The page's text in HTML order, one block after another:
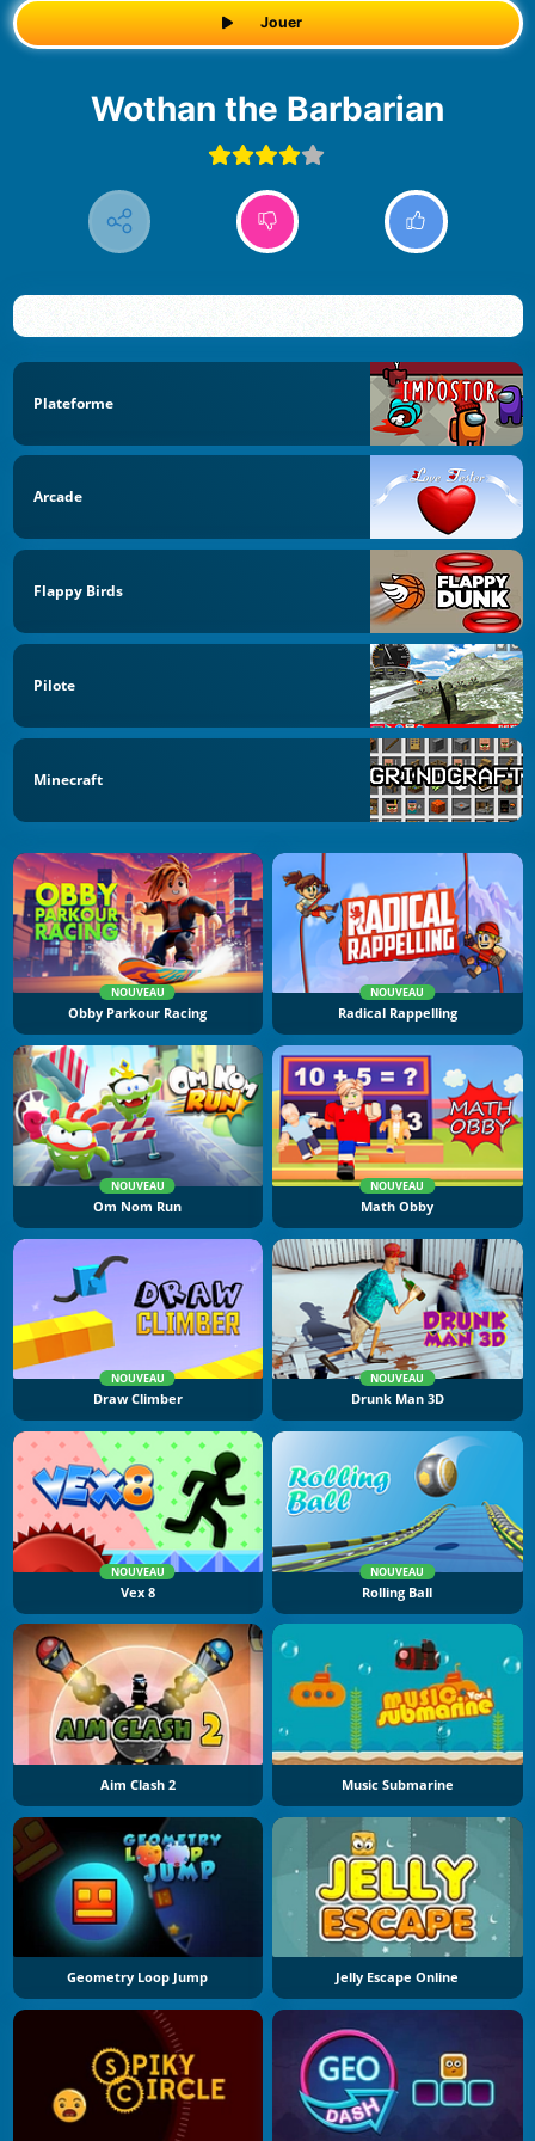
Jouer
Wothan the Barbarian
Plateforme
Arcade
Flappy Birds
Pilote
Minecraft
NOUVEAU
Obby Parkour Racing
NOUVEAU
Radical Rappelling
NOUVEAU
Om Nom Run
NOUVEAU
Math Obby
NOUVEAU
Draw Climber
NOUVEAU
Drunk Man 3D
NOUVEAU
Vex 8
NOUVEAU
Rolling Ball
Aim Clash 2 Music Submarine
Geometry Loop Jump Jelly Escape Online